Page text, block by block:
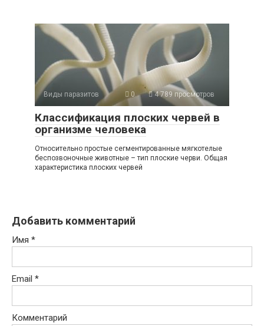
Виды паразитов 0 4 789 просмотров
Классификация плоских червей в
организме человека
Относительно простые сегментированные мягкотелые
беспозвоночные животные – тип плоские черви. Общая
характеристика плоских червей
Добавить комментарий
Имя *
Email *
Комментарий